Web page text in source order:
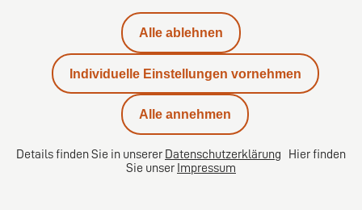
Datenschutz
Alle ablehnen
Individuelle Einstellungen vornehmen
Alle annehmen
Details finden Sie in unserer Datenschutzerklärung Hier finden
Sie unser Impressum